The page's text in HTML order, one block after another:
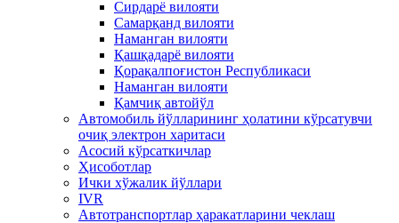
Сирдарё вилояти
Самарқанд вилояти
Наманган вилояти
Қашқадарё вилояти
Қорақалпоғистон Республикаси
Наманган вилояти
Қамчиқ автойўл
Автомобиль йўлларининг ҳолатини кўрсатувчи
очиқ электрон харитаси
Асосий кўрсаткичлар
Ҳисоботлар
Ички хўжалик йўллари
IVR
Автотранспортлар ҳаракатларини чеклаш